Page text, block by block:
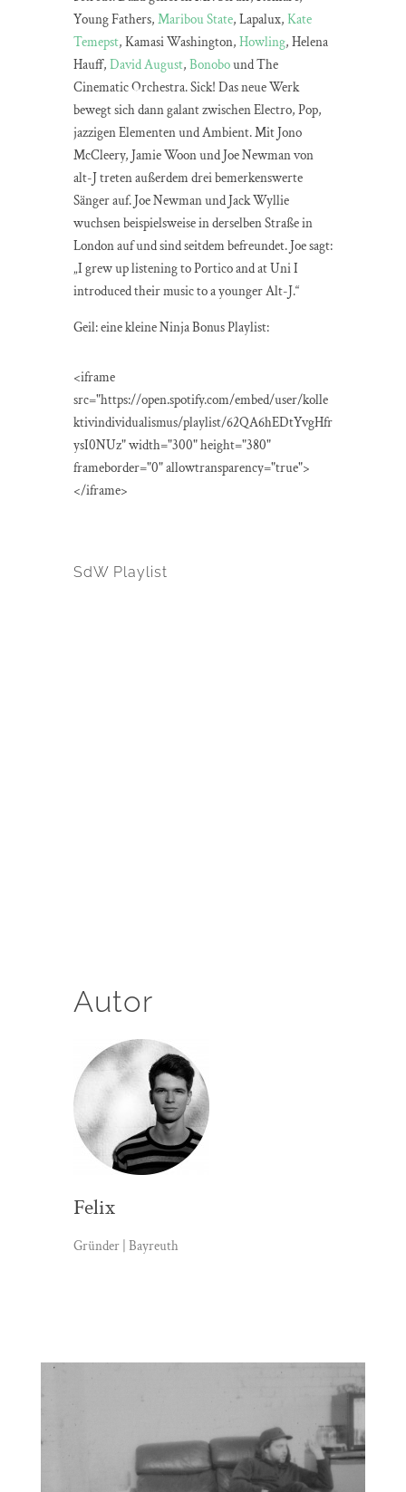
Young Fathers, Maribou State, Lapalux, Kate
Temepst, Kamasi Washington, Howling, Helena
Hauff, David August, Bonobound The
Cinematic Orchestra. Sick! Das neue Werk
bewegt sich dann galant zwischen Electro, Pop,
jazzigen Elementen und Ambient. Mit Jono
McCleery, Jamie Woon und Joe Newman von
alt-J treten außerdem drei bemerkenswerte
Sänger auf. Joe Newman und Jack Wyllie
wuchsen beispielsweise in derselben Straße in
London auf und sind seitdem befreundet. Joe sagt:
„I grew up listening to Portico and at Uni I
introduced their music to a younger Alt-J.“
Geil: eine kleine Ninja Bonus Playlist:
<iframe
src="https://open.spotify.com/embed/user/kolle
ktivindividualismus/playlist/62QA6hEDtYvgHfr
ysI0NUz" width="300" height="380"
frameborder="0" allowtransparency="true">
</iframe>
SdW Playlist
Autor
Felix
Gründer | Bayreuth